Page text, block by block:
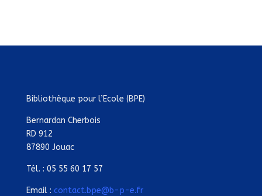
Bibliothèque pour l’Ecole (BPE)
Bernardan Cherbois
RD 912
87890 Jouac
Tél. : 05 55 60 17 57
Email : contact.bpe@b-p-e.fr